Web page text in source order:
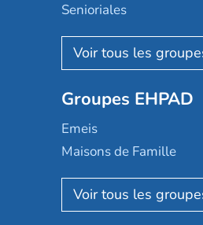
Senioriales
Nohée
Les Résidentiels
Mobicap
Domusvi
Happy Senior
Aquarelia
Nexity edenea
Groupes EHPAD
Emeis
Maisons de Famille
Korian
Emera